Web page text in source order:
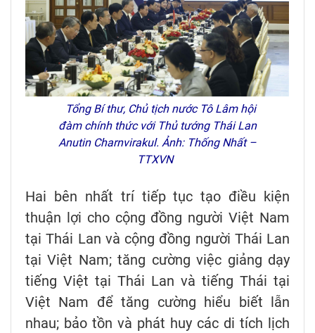
Tổng Bí thư, Chủ tịch nước Tô Lâm hội
đàm chính thức với Thủ tướng Thái Lan
Anutin Charnvirakul. Ảnh: Thống Nhất –
TTXVN
Hai bên nhất trí tiếp tục tạo điều kiện
thuận lợi cho cộng đồng người Việt Nam
tại Thái Lan và cộng đồng người Thái Lan
tại Việt Nam; tăng cường việc giảng dạy
tiếng Việt tại Thái Lan và tiếng Thái tại
Việt Nam để tăng cường hiểu biết lẫn
nhau; bảo tồn và phát huy các di tích lịch